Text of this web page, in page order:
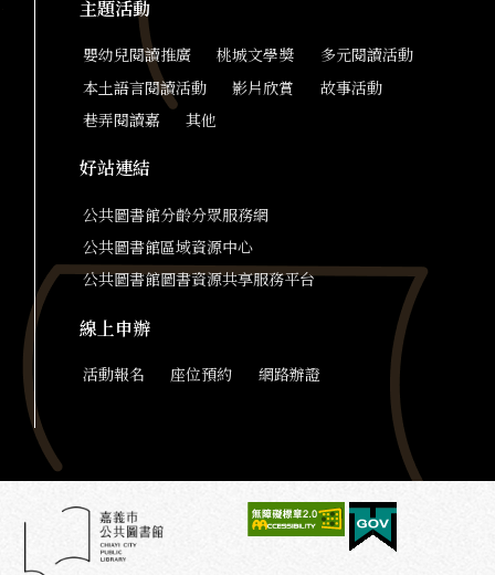
主題活動
嬰幼兒閱讀推廣 桃城文學獎 多元閱讀活動
本土語言閱讀活動 影片欣賞 故事活動
巷弄閱讀嘉 其他
好站連結
公共圖書館分齡分眾服務網
公共圖書館區域資源中心
公共圖書館圖書資源共享服務平台
線上申辦
活動報名 座位預約 網路辦證